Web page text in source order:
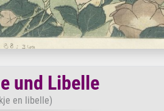
und Libelle
en libelle)